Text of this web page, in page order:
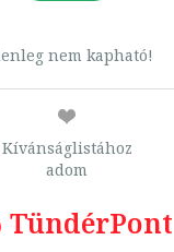
nem kapható!
Kívánságlistához
adom
TündérPont